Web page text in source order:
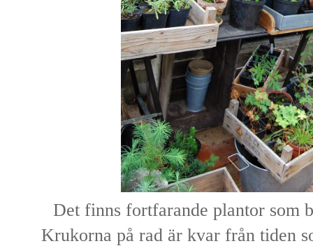
Det finns fortfarande plantor som
Krukorna på rad är kvar från tiden